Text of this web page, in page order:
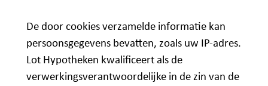
De door cookies verzamelde informatie kan
persoonsgegevens bevatten, zoals uw IP-adres.
Lot Hypotheken kwalificeert als de
verwerkingsverantwoordelijke in de zin van de